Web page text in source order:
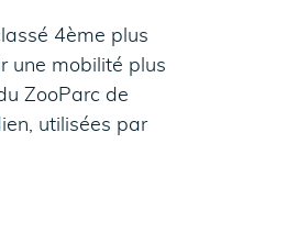
4ème plus
une mobilité plus
ZooParc de
utilisées par